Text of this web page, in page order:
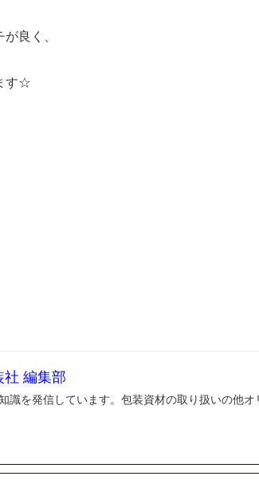
良く、
す☆
社 編集部
識を発信しています。包装資材の取り扱いの他オ